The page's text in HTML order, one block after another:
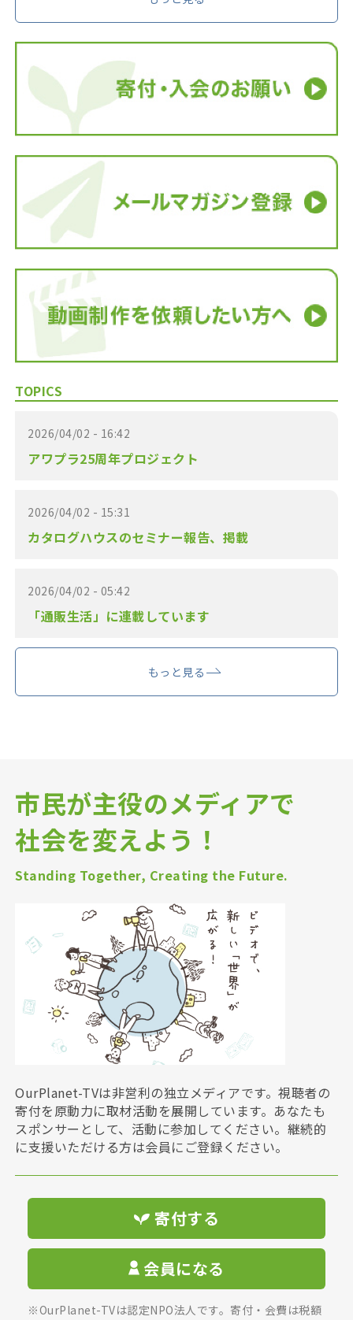
TOPICS
2026/04/02 - 16:42
アワプラ25周年プロジェクト
2026/04/02 - 15:31
カタログハウスのセミナー報告、掲載
2026/04/02 - 05:42
「通販生活」に連載しています
もっと見る
市民が主役のメディアで
社会を変えよう！
Standing Together, Creating the Future.
OurPlanet-TVは非営利の独立メディアです。視聴者の
寄付を原動力に取材活動を展開しています。あなたも
スポンサーとして、活動に参加してください。継続的
に支援いただける方は会員にご登録ください。
寄付する
会員になる
※OurPlanet-TVは認定NPO法人です。寄付・会費は税額